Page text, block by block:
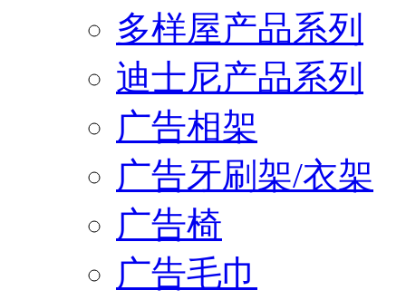
多样屋产品系列
迪士尼产品系列
广告相架
广告牙刷架/衣架
广告椅
广告毛巾